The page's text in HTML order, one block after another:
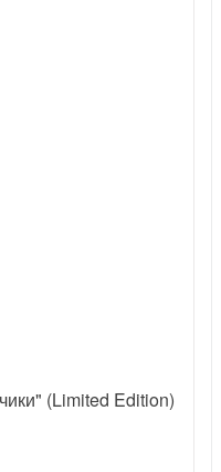
(Limited Edition)